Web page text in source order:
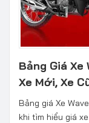
Bảng Giá Xe
Xe Mới, Xe
Bảng giá Xe
khi tìm hiểu giá